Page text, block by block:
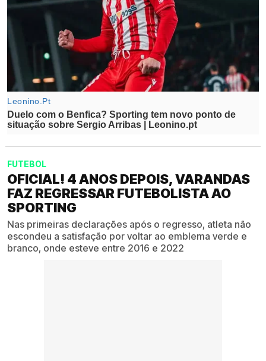
FUTEBOL
OFICIAL! 4 ANOS DEPOIS, VARANDAS
FAZ REGRESSAR FUTEBOLISTA AO
SPORTING
Nas primeiras declarações após o regresso, atleta não
escondeu a satisfação por voltar ao emblema verde e
branco, onde esteve entre 2016 e 2022